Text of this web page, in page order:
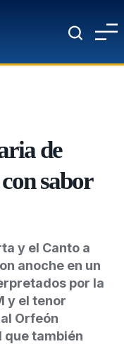
de
sabor
y el Canto a
anoche en un
por la
y el tenor
Orfeón
que también